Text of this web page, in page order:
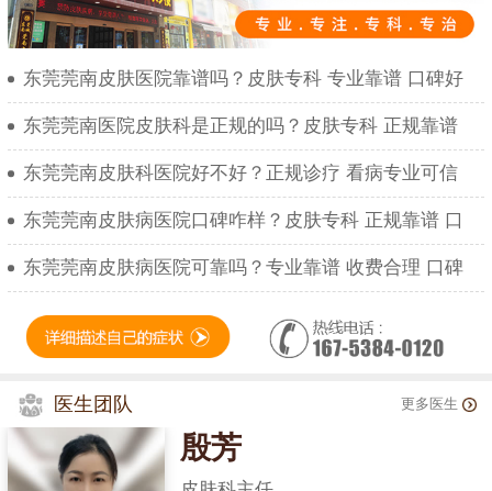
东莞莞南皮肤医院靠谱吗？皮肤专科 专业靠谱 口碑好
东莞莞南医院皮肤科是正规的吗？皮肤专科 正规靠谱
东莞莞南皮肤科医院好不好？正规诊疗 看病专业可信
东莞莞南皮肤病医院口碑咋样？皮肤专科 正规靠谱 口
东莞莞南皮肤病医院可靠吗？专业靠谱 收费合理 口碑
医生团队 更多医生
殷芳